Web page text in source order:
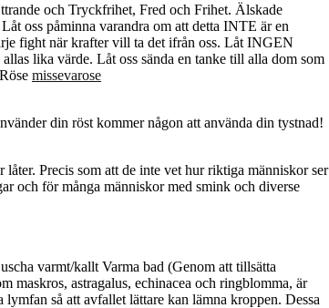
och Tryckfrihet, Fred och Frihet. Älskade
oss påminna varandra om att detta INTE är en
fight när krafter vill ta det ifrån oss. Låt INGEN
lika värde. Låt oss sända en tanke till alla dom som
missevarose
din röst kommer någon att använda din tystnad!
Precis som att de inte vet hur riktiga människor ser
och för många människor med smink och diverse
varmt/kallt Varma bad (Genom att tillsätta
maskros, astragalus, echinacea och ringblomma, är
så att avfallet lättare kan lämna kroppen. Dessa